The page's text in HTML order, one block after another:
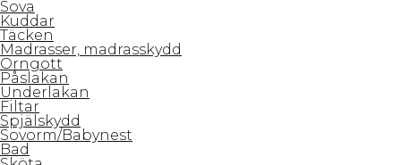
Sova
Kuddar
Täcken
Madrasser, madrasskydd
Örngott
Påslakan
Underlakan
Filtar
Spjälskydd
Sovorm/Babynest
Bad